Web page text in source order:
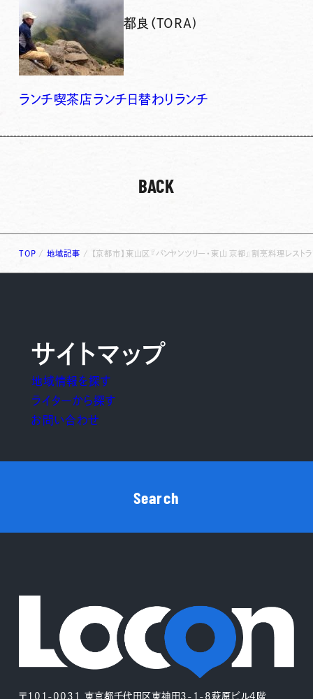
都良（TORA)
ランチ喫茶店ランチ 日替わりランチ
BACK
TOP /地域記事 / 【京都市】東山区『バンヤンツリー・東山 京都』割烹料理レスト
〒101-0031 東京都千代田区東神田3-1-8萩原ビル4階
サイトマップ
地域情報を探す
ライターから探す
お問い合わせ
Search